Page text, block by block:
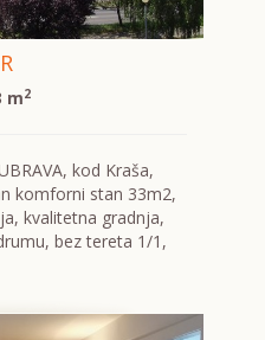
m2
kod Kraša,
komforni stan 33m2,
kvalitetna gradnja,
bez tereta 1/1,